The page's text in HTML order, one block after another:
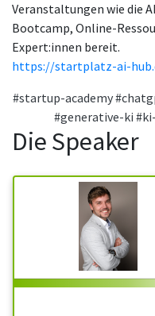
Veranstaltungen wie die
Bootcamp, Online-
Expert:innen bereit.
https://startplatz-ai-
#startup-academy
#generative-ki
Die Speaker